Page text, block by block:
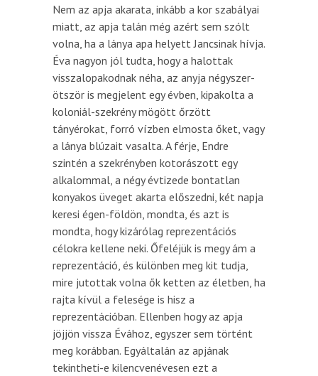
Nem az apja akarata, inkább a kor szabályai
miatt, az apja talán még azért sem szólt
volna, ha a lánya apa helyett Jancsinak hívja.
Éva nagyon jól tudta, hogy a halottak
visszalopakodnak néha, az anyja négyszer-
ötször is megjelent egy évben, kipakolta a
koloniál-szekrény mögött őrzött
tányérokat, forró vízben elmosta őket, vagy
a lánya blúzait vasalta. A férje, Endre
szintén a szekrényben kotorászott egy
alkalommal, a négy évtizede bontatlan
konyakos üveget akarta előszedni, két napja
keresi égen-földön, mondta, és azt is
mondta, hogy kizárólag reprezentációs
célokra kellene neki. Őfeléjük is megy ám a
reprezentáció, és különben meg kit tudja,
mire jutottak volna ők ketten az életben, ha
rajta kívül a felesége is hisz a
reprezentációban. Ellenben hogy az apja
jöjjön vissza Évához, egyszer sem történt
meg korábban. Egyáltalán az apjának
tekintheti-e kilencvenévesen ezt a